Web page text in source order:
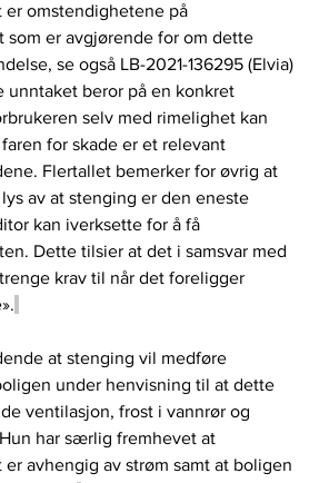
er omstendighetene på
som er avgjørende for om dette
se også LB-2021-136295 (Elvia)
unntaket beror på en konkret
selv med rimelighet kan
for skade er et relevant
Flertallet bemerker for øvrig at
av at stenging er den eneste
kan iverksette for å få
Dette tilsier at det i samsvar med
krav til når det foreligger
at stenging vil medføre
under henvisning til at dette
ventilasjon, frost i vannrør og
har særlig fremhevet at
avhengig av strøm samt at boligen